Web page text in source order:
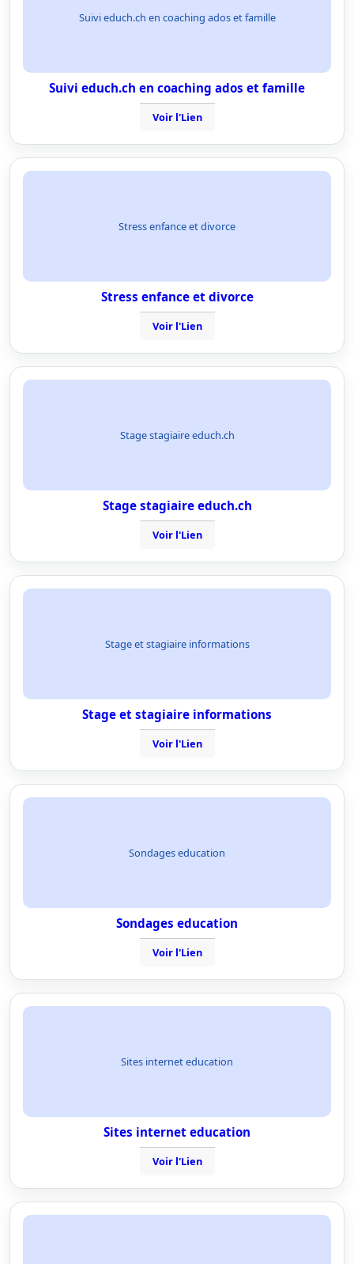
Suivi educh.ch en coaching ados et famille
Suivi educh.ch en coaching ados et famille
Voir l'Lien
Stress enfance et divorce
Stress enfance et divorce
Voir l'Lien
Stage stagiaire educh.ch
Stage stagiaire educh.ch
Voir l'Lien
Stage et stagiaire informations
Stage et stagiaire informations
Voir l'Lien
Sondages education
Sondages education
Voir l'Lien
Sites internet education
Sites internet education
Voir l'Lien